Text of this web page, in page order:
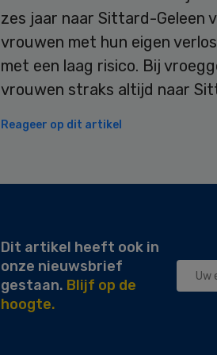
zes jaar naar Sittard-Geleen
vrouwen met hun eigen
met een laag risico. Bij
vrouwen straks altijd naar
Reageer op dit artikel
Dit artikel heeft ook in
onze nieuwsbrief
gestaan. Blijf op de
hoogte.